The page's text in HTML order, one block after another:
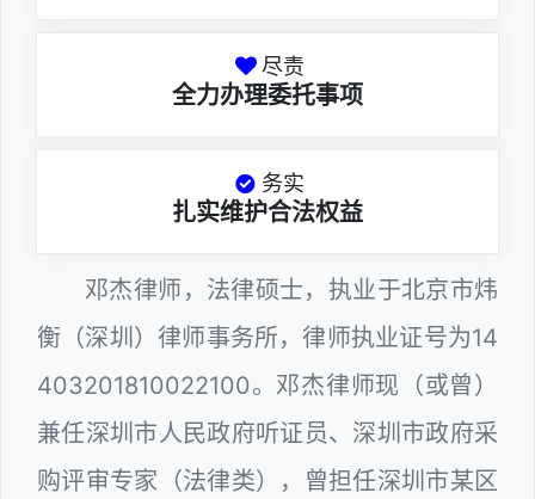
尽责
全力办理委托事项
务实
扎实维护合法权益
邓杰律师，法律硕士，执业于北京市炜
衡（深圳）律师事务所，律师执业证号为14
403201810022100。邓杰律师现（或曾）
兼任深圳市人民政府听证员、深圳市政府采
购评审专家（法律类），曾担任深圳市某区